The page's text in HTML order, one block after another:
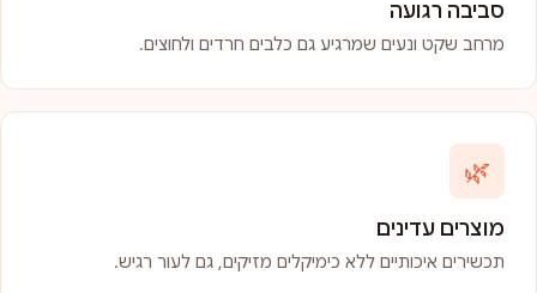
סביבה רגועה
מרחב שקט ונעים שמרגיע גם כלבים חרדים ולחוצים.
🌿
מוצרים עדינים
תכשירים איכותיים ללא כימיקלים מזיקים, גם לעור רגיש.